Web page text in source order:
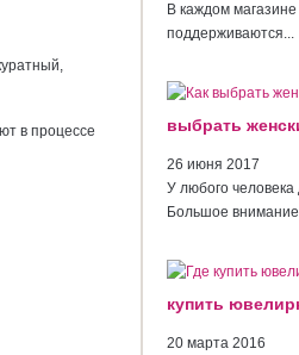
в процессе
В каждом
поддерживаются...
выбрать
26 июня 2017
У любого
Большое
купить
20 марта 2016